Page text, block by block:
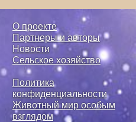
О проекте
Партнеры и авторы
Новости
Сельское хозяйство
Политика
конфиденциальности
Животный мир особым
взглядом